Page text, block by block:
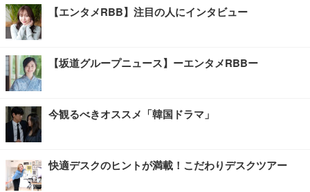
【エンタメRBB】注目の人にインタビュー
【坂道グループニュース】ーエンタメRBBー
今観るべきオススメ「韓国ドラマ」
快適デスクのヒントが満載！こだわりデスクツアー